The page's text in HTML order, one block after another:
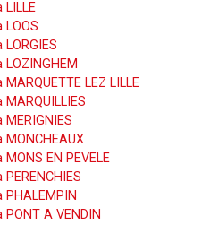
LEZ LILLE
EN PEVELE
A VENDIN